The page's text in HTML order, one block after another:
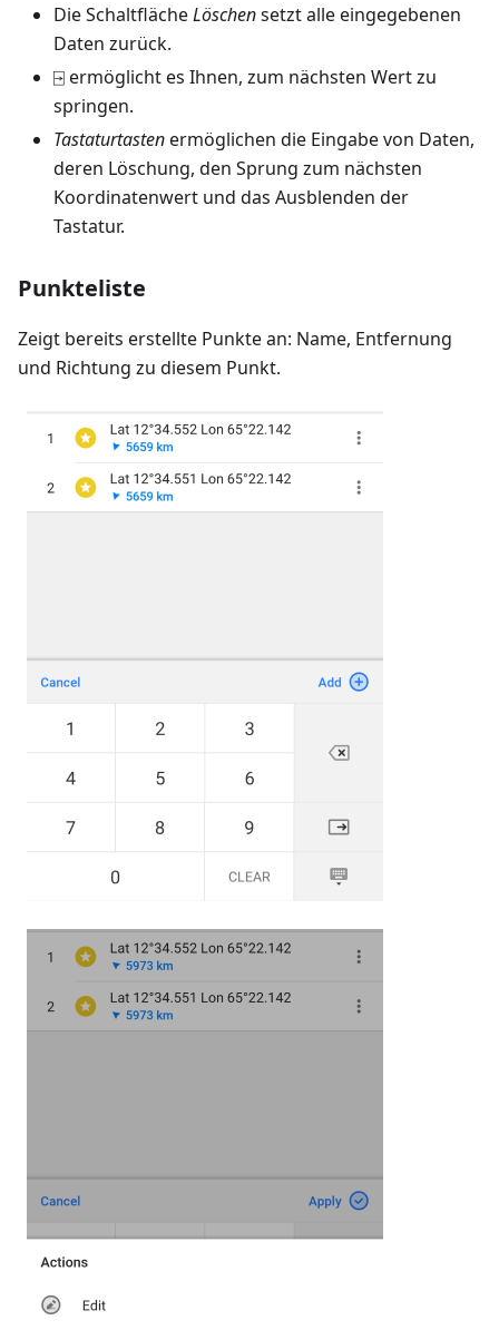
Die SchaltflächeLöschensetzt alle eingegebenen
Daten zurück.
⍈ ermöglicht es Ihnen, zum nächsten Wert zu
springen.
Tastaturtastenermöglichen die Eingabe von Daten,
deren Löschung, den Sprung zum nächsten
Koordinatenwert und das Ausblenden der
Tastatur.
Punkteliste
Zeigt bereits erstellte Punkte an: Name, Entfernung
und Richtung zu diesem Punkt.